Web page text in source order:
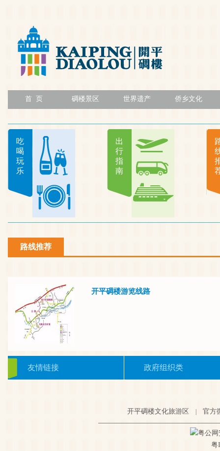
首 页 碉楼景区 世界遗产 侨乡文化
吃
喝
玩
乐
出
行
指
南
路线推荐
开平碉楼游览线路
友情链接 政府组织类
开平碉楼文化旅游区 官方
粤公网
粤